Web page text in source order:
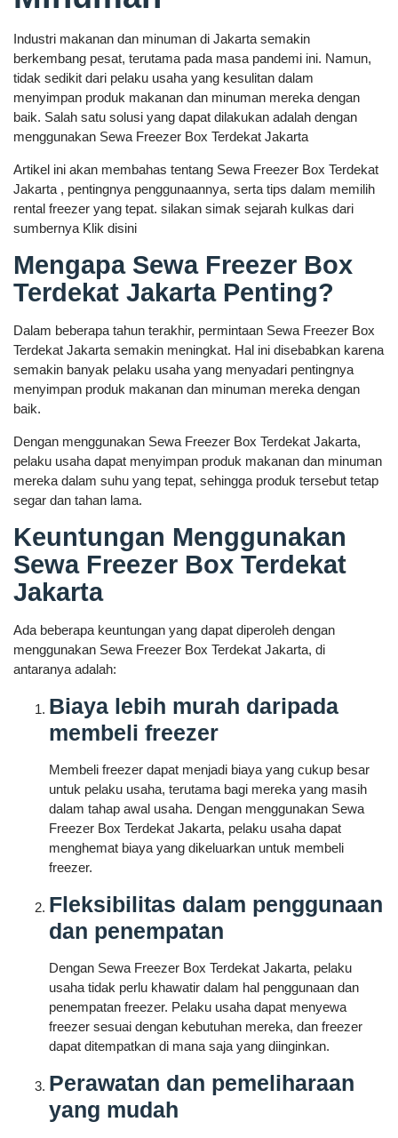
Industri makanan dan minuman di Jakarta semakin
berkembang pesat, terutama pada masa pandemi ini. Namun,
tidak sedikit dari pelaku usaha yang kesulitan dalam
menyimpan produk makanan dan minuman mereka dengan
baik. Salah satu solusi yang dapat dilakukan adalah dengan
menggunakan Sewa Freezer Box Terdekat Jakarta
Artikel ini akan membahas tentang Sewa Freezer Box Terdekat
Jakarta , pentingnya penggunaannya, serta tips dalam memilih
rental freezer yang tepat. silakan simak sejarah kulkas dari
sumbernya Klik disini
Mengapa Sewa Freezer Box
Terdekat Jakarta Penting?
Dalam beberapa tahun terakhir, permintaan Sewa Freezer Box
Terdekat Jakarta semakin meningkat. Hal ini disebabkan karena
semakin banyak pelaku usaha yang menyadari pentingnya
menyimpan produk makanan dan minuman mereka dengan
baik.
Dengan menggunakan Sewa Freezer Box Terdekat Jakarta,
pelaku usaha dapat menyimpan produk makanan dan minuman
mereka dalam suhu yang tepat, sehingga produk tersebut tetap
segar dan tahan lama.
Keuntungan Menggunakan
Sewa Freezer Box Terdekat
Jakarta
Ada beberapa keuntungan yang dapat diperoleh dengan
menggunakan Sewa Freezer Box Terdekat Jakarta, di
antaranya adalah:
Biaya lebih murah daripada
membeli freezer
Membeli freezer dapat menjadi biaya yang cukup besar
untuk pelaku usaha, terutama bagi mereka yang masih
dalam tahap awal usaha. Dengan menggunakan Sewa
Freezer Box Terdekat Jakarta, pelaku usaha dapat
menghemat biaya yang dikeluarkan untuk membeli
freezer.
Fleksibilitas dalam penggunaan
dan penempatan
Dengan Sewa Freezer Box Terdekat Jakarta, pelaku
usaha tidak perlu khawatir dalam hal penggunaan dan
penempatan freezer. Pelaku usaha dapat menyewa
freezer sesuai dengan kebutuhan mereka, dan freezer
dapat ditempatkan di mana saja yang diinginkan.
Perawatan dan pemeliharaan
yang mudah